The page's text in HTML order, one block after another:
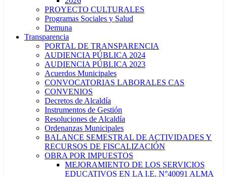
PROYECTO CULTURALES
Programas Sociales y Salud
Demuna
Transparencia
PORTAL DE TRANSPARENCIA
AUDIENCIA PÚBLICA 2024
AUDIENCIA PÚBLICA 2023
Acuerdos Municipales
CONVOCATORIAS LABORALES CAS
CONVENIOS
Decretos de Alcaldía
Instrumentos de Gestión
Resoluciones de Alcaldía
Ordenanzas Municipales
BALANCE SEMESTRAL DE ACTIVIDADES Y
RECURSOS DE FISCALIZACIÓN
OBRA POR IMPUESTOS
MEJORAMIENTO DE LOS SERVICIOS
EDUCATIVOS EN LA I.E. N°40091 ALMA